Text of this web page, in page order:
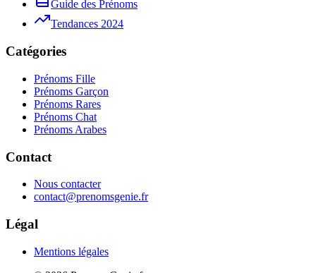
Guide des Prénoms
Tendances 2024
Catégories
Prénoms Fille
Prénoms Garçon
Prénoms Rares
Prénoms Chat
Prénoms Arabes
Contact
Nous contacter
contact@prenomsgenie.fr
Légal
Mentions légales